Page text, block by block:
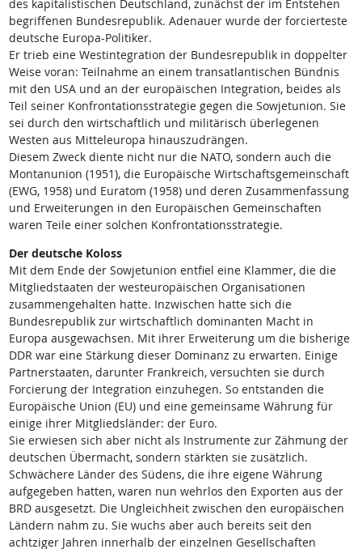
des kapitalistischen Deutschland, zunächst der im Entstehen
begriffenen Bundesrepublik. Adenauer wurde der forcierteste
deutsche Europa-Politiker.
Er trieb eine Westintegration der Bundesrepublik in doppelter
Weise voran: Teilnahme an einem transatlantischen Bündnis
mit den USA und an der europäischen Integration, beides als
Teil seiner Konfrontationsstrategie gegen die Sowjetunion. Sie
sei durch den wirtschaftlich und militärisch überlegenen
Westen aus Mitteleuropa hinauszudrängen.
Diesem Zweck diente nicht nur die NATO, sondern auch die
Montanunion (1951), die Europäische Wirtschaftsgemeinschaft
(EWG, 1958) und Euratom (1958) und deren Zusammenfassung
und Erweiterungen in den Europäischen Gemeinschaften
waren Teile einer solchen Konfrontationsstrategie.
Der deutsche Koloss
Mit dem Ende der Sowjetunion entfiel eine Klammer, die die
Mitgliedstaaten der westeuropäischen Organisationen
zusammengehalten hatte. Inzwischen hatte sich die
Bundesrepublik zur wirtschaftlich dominanten Macht in
Europa ausgewachsen. Mit ihrer Erweiterung um die bisherige
DDR war eine Stärkung dieser Dominanz zu erwarten. Einige
Partnerstaaten, darunter Frankreich, versuchten sie durch
Forcierung der Integration einzuhegen. So entstanden die
Europäische Union (EU) und eine gemeinsame Währung für
einige ihrer Mitgliedsländer: der Euro.
Sie erwiesen sich aber nicht als Instrumente zur Zähmung der
deutschen Übermacht, sondern stärkten sie zusätzlich.
Schwächere Länder des Südens, die ihre eigene Währung
aufgegeben hatten, waren nun wehrlos den Exporten aus der
BRD ausgesetzt. Die Ungleichheit zwischen den europäischen
Ländern nahm zu. Sie wuchs aber auch bereits seit den
achtziger Jahren innerhalb der einzelnen Gesellschaften